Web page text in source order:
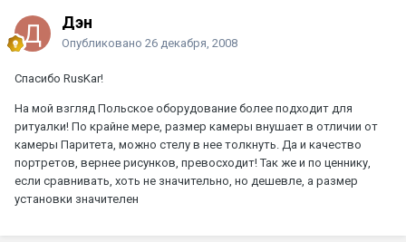
Дэн
Опубликовано 26 декабря, 2008
Спасибо RusKar!
На мой взгляд Польское оборудование более подходит для
ритуалки! По крайне мере, размер камеры внушает в отличии от
камеры Паритета, можно стелу в нее толкнуть. Да и качество
портретов, вернее рисунков, превосходит! Так же и по ценнику,
если сравнивать, хоть не значительно, но дешевле, а размер
установки значителен